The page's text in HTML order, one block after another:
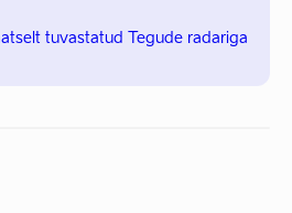
tuvastatud Tegude radariga